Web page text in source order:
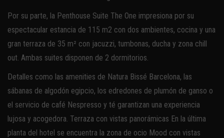
Por su parte, la Penthouse Suite The One impresiona por su
espectacular estancia de 115 m2 con dos ambientes, cocina y una
gran terraza de 35 m² con jacuzzi, tumbonas, ducha y zona chill
out. Ambas suites disponen de 2 dormitorios.
Detalles como las amenities de Natura Bissé Barcelona, las
sábanas de algodón egipcio, los edredones de plumón de ganso o
el servicio de café Nespresso y té garantizan una experiencia
lujosa y acogedora. Terraza con vistas panorámicas En la última
planta del hotel se encuentra la zona de ocio Mood con vistas